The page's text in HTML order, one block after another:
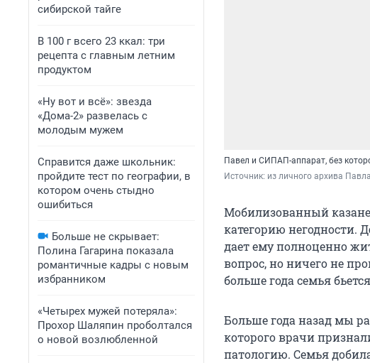
сибирской тайге
В 100 г всего 23 ккал: три
рецепта с главным летним
продуктом
«Ну вот и всё»: звезда
«Дома-2» развелась с
молодым мужем
Справится даже школьник:
пройдите тест по географии, в
котором очень стыдно
ошибиться
Больше не скрывает:
Полина Гагарина показала
романтичные кадры с новым
избранником
«Четырех мужей потеряла»:
Прохор Шаляпин проболтался
о новой возлюбленной
Павел и СИПАП-аппарат, без
Источник: из личного архива
Мобилизованный
категорию негодности.
дает ему полноценно
вопрос, но ничего не
больше года семья
Больше года назад мы
которого врачи
патологию. Семья